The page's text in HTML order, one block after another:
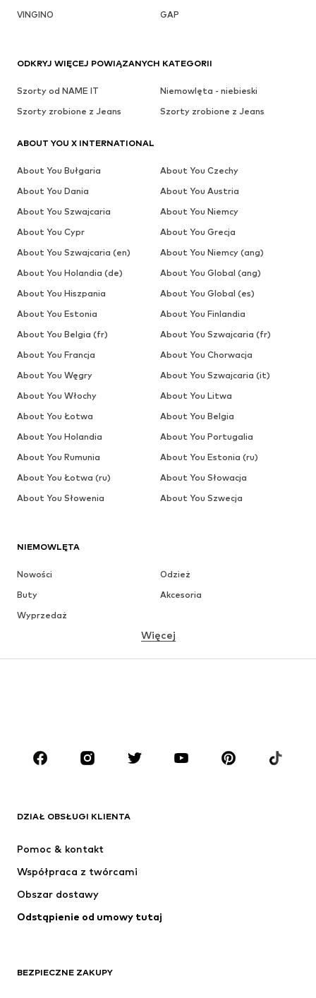
VINGINO
GAP
NIEMOWLĘTA
Nowości
Odzież
Buty
Akcesoria
Wyprzedaż
MARKI
Next
Jordan
Więcej
DZIAŁ OBSŁUGI KLIENTA
Pomoc & kontakt
Współpraca z twórcami
Obszar dostawy
Odstąpienie od umowy tutaj
BEZPIECZNE ZAKUPY
ODKRYJ WIĘCEJ POWIĄZANYCH KATEGORII
Szorty od NAME IT
Niemowlęta - niebieski
Szorty zrobione z Jeans
Szorty zrobione z Jeans
ABOUT YOU X INTERNATIONAL
About You Bułgaria
About You Czechy
About You Dania
About You Austria
About You Szwajcaria
About You Niemcy
About You Cypr
About You Grecja
About You Szwajcaria (en)
About You Niemcy (ang)
About You Holandia (de)
About You Global (ang)
About You Hiszpania
About You Global (es)
About You Estonia
About You Finlandia
About You Belgia (fr)
About You Szwajcaria (fr)
About You Francja
About You Chorwacja
About You Węgry
About You Szwajcaria (it)
About You Włochy
About You Litwa
About You Łotwa
About You Belgia
About You Holandia
About You Portugalia
About You Rumunia
About You Estonia (ru)
About You Łotwa (ru)
About You Słowacja
About You Słowenia
About You Szwecja